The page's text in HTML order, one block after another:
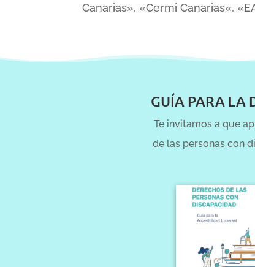
Canarias», «Cermi Canarias«,
GUÍA PARA LA
Te invitamos a que
de las personas con